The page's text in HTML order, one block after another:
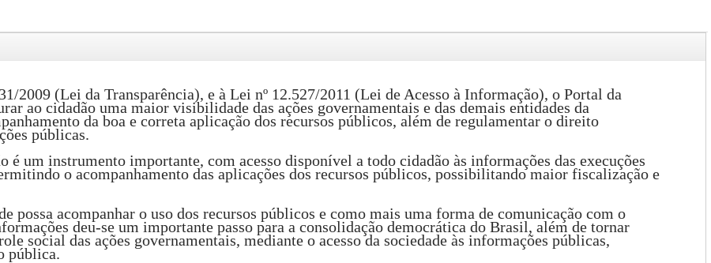
2009 (Lei da Transparência), e à Lei nº 12.527/2011 (Lei de Acesso à Informação), o Portal da
ao cidadão uma maior visibilidade das ações governamentais e das demais entidades da
da boa e correta aplicação dos recursos públicos, além de regulamentar o direito
públicas.
é um instrumento importante, com acesso disponível a todo cidadão às informações das execuções
o acompanhamento das aplicações dos recursos públicos, possibilitando maior fiscalização e
possa acompanhar o uso dos recursos públicos e como mais uma forma de comunicação com o
deu-se um importante passo para a consolidação democrática do Brasil, além de tornar
social das ações governamentais, mediante o acesso da sociedade às informações públicas,
pública.